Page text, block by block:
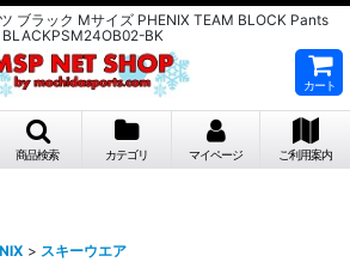
ブラック Mサイズ PHENIX TEAM BLOCK Pants
BLACKPSM24OB02-BK
カート
商品検索 カテゴリ マイページ ご利用案内
> スキーウエア